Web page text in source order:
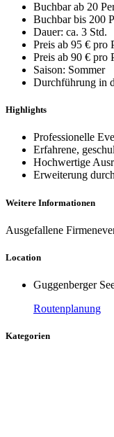
Buchbar ab 20
Buchbar bis 200
Dauer: ca. 3 Std.
Preis ab 95 € pro
Preis ab 90 € pro
Saison: Sommer
Durchführung in
Highlights
Professionelle
Erfahrene,
Hochwertige
Erweiterung
Weitere Informationen
Ausgefallene
Location
Guggenberger
Routenplanung
Kategorien